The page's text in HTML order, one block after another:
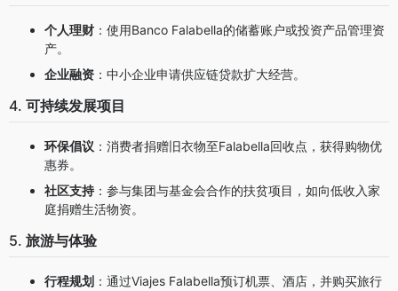
个人理财 ：使用Banco Falabella的储蓄账户或投资产品管理资
产。
企业融资 ：中小企业申请供应链贷款扩大经营。
4. 可持续发展项目
环保倡议 ：消费者捐赠旧衣物至Falabella回收点，获得购物优
惠券。
社区支持 ：参与集团与基金会合作的扶贫项目，如向低收入家
庭捐赠生活物资。
5. 旅游与体验
行程规划 ：通过Viajes Falabella预订机票、酒店，并购买旅行